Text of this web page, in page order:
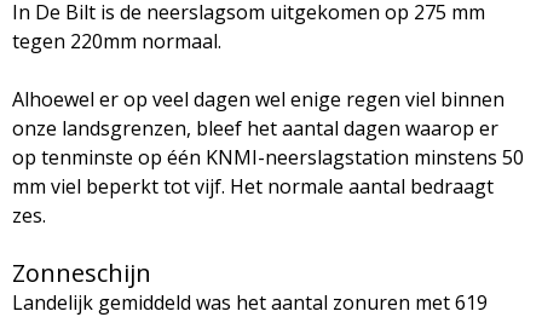
In De Bilt is de neerslagsom uitgekomen op 275 mm
tegen 220mm normaal.
Alhoewel er op veel dagen wel enige regen viel binnen
onze landsgrenzen, bleef het aantal dagen waarop er
op tenminste op één KNMI-neerslagstation minstens 50
mm viel beperkt tot vijf. Het normale aantal bedraagt
zes.
Zonneschijn
Landelijk gemiddeld was het aantal zonuren met 619